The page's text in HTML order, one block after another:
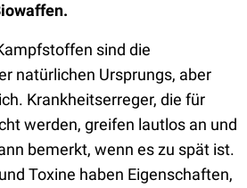
sind die
natürlichen Ursprungs, aber
Krankheitserreger, die für
werden, greifen lautlos an und
bemerkt, wenn es zu spät ist.
Toxine haben Eigenschaften,